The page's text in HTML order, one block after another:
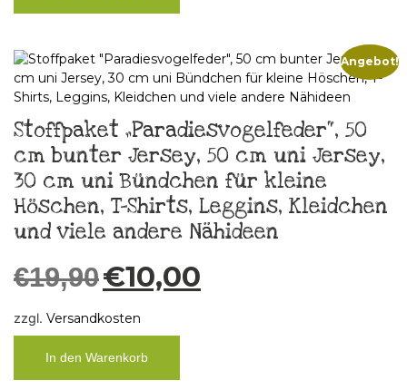
Angebot!
Stoffpaket „Paradiesvogelfeder“, 50
cm bunter Jersey, 50 cm uni Jersey,
30 cm uni Bündchen für kleine
Höschen, T-Shirts, Leggins, Kleidchen
und viele andere Nähideen
€19,90€10,00
zzgl. Versandkosten
In den Warenkorb